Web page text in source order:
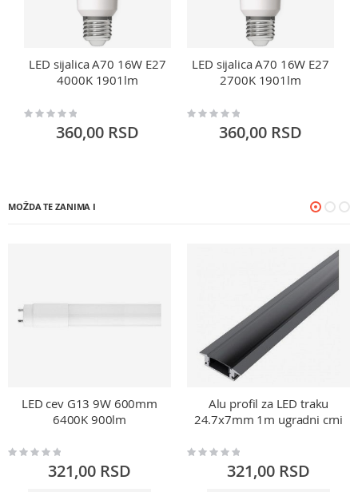
LED sijalica A70 16W E27
4000K 1901lm
Rating:
360,00 RSD
LED sijalica A70 16W E27
2700K 1901lm
Rating:
360,00 RSD
MOŽDA TE ZANIMA I
LED cev G13 9W 600mm
6400K 900lm
Rating:
321,00 RSD
Alu profil za LED traku
24.7x7mm 1m ugradni crni
Rating:
321,00 RSD